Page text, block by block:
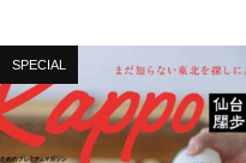
SPECIAL